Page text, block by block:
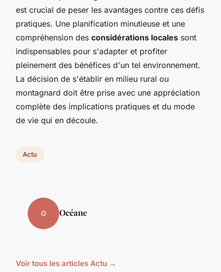
est crucial de peser les avantages contre ces défis
pratiques. Une planification minutieuse et une
compréhension des considérations locales sont
indispensables pour s'adapter et profiter
pleinement des bénéfices d'un tel environnement.
La décision de s'établir en milieu rural ou
montagnard doit être prise avec une appréciation
complète des implications pratiques et du mode
de vie qui en découle.
Actu
O Océane
Voir tous les articles Actu →